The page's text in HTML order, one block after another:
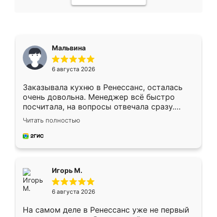
Мальвина
6 августа 2026
Заказывала кухню в Ренессанс, осталась
очень довольна. Менеджер всё быстро
посчитала, на вопросы отвечала сразу.
Замерщик приехал в субботу, подошёл к
делу со всей ответственностью. Собрали
за день, ребята работали аккуратно, даже
Читать полностью
Игорь М.
6 августа 2026
На самом деле в Ренессанс уже не первый